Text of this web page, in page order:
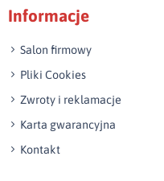
Wyślij opinię
Informacje
Salon firmowy
Pliki Cookies
Zwroty i reklamacje
Karta gwarancyjna
Kontakt